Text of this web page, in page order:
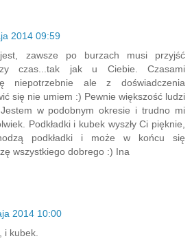
2014 09:59
zawsze po burzach musi przyjść
czas...tak jak u Ciebie. Czasami
niepotrzebnie ale z doświadczenia
się nie umiem :) Pewnie większość ludzi
w podobnym okresie i trudno mi
Podkładki i kubek wyszły Ci pięknie,
podkładki i może w końcu się
wszystkiego dobrego :) Ina
2014 10:00
i kubek.